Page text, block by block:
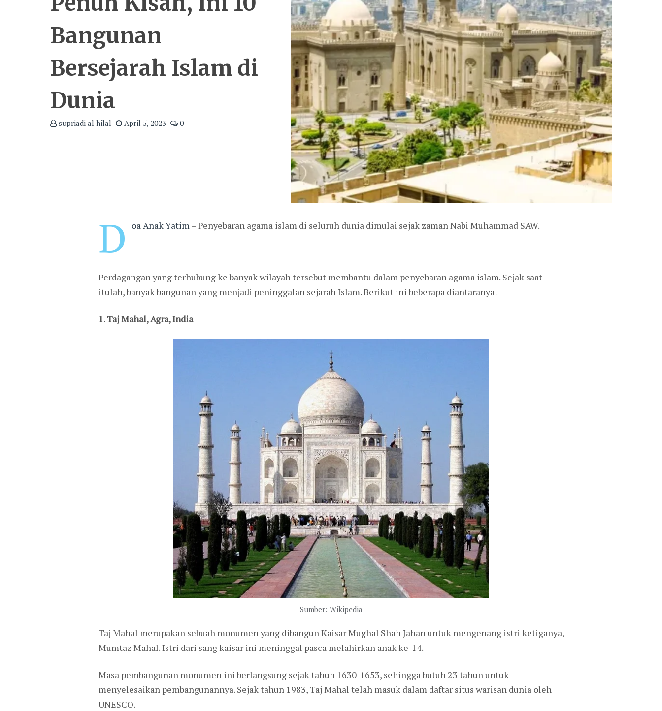
Bangunan
Bersejarah Islam di
Dunia
supriadi al hilal April 5, 2023 0
D oa Anak Yatim – Penyebaran agama islam di seluruh dunia dimulai sejak zaman Nabi Muhammad SAW.
Perdagangan yang terhubung ke banyak wilayah tersebut membantu dalam penyebaran agama islam. Sejak saat
itulah, banyak bangunan yang menjadi peninggalan sejarah Islam. Berikut ini beberapa diantaranya!
1. Taj Mahal, Agra, India
Sumber: Wikipedia
Taj Mahal merupakan sebuah monumen yang dibangun Kaisar Mughal Shah Jahan untuk mengenang istri ketiganya,
Mumtaz Mahal. Istri dari sang kaisar ini meninggal pasca melahirkan anak ke-14.
Masa pembangunan monumen ini berlangsung sejak tahun 1630-1653, sehingga butuh 23 tahun untuk
menyelesaikan pembangunannya. Sejak tahun 1983, Taj Mahal telah masuk dalam daftar situs warisan dunia oleh
UNESCO.